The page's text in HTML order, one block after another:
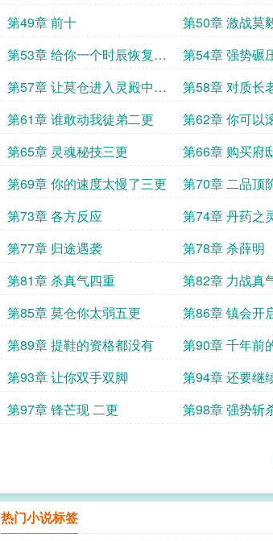
第49章 前十
第50章 激战莫
第53章 给你一个时辰恢复二
更
第54章 强势碾
第57章 让莫仓进入灵殿中修
炼
第58章 对质长
第61章 谁敢动我徒弟二更 第62章 你可以
第65章 灵魂秘技三更
第66章 购买府
第69章 你的速度太慢了三更
第70章 二品顶
第73章 各方反应 第74章 丹药之
第77章 归途遇袭
第78章 杀薛明
第81章 杀真气四重
第82章 力战真
第85章 莫仓你太弱五更
第86章 镇会开
第89章 提鞋的资格都没有
第90章 千年前
第93章 让你双手双脚
第94章 还要继
第97章 锋芒现 二更
第98章 强势斩
热门小说标签